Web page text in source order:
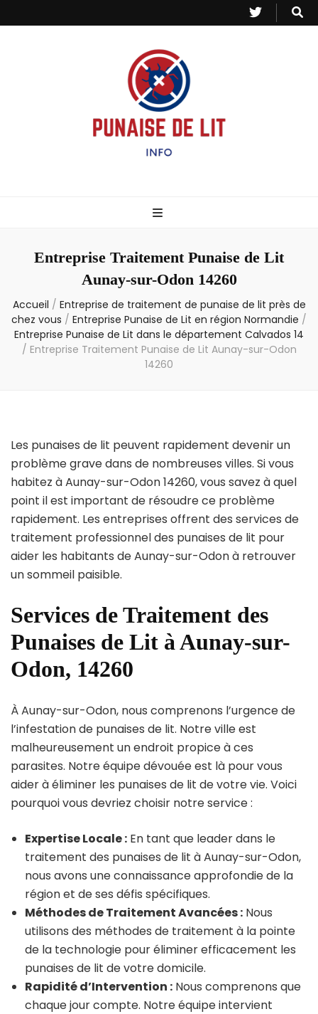
– Info
Entreprise Traitement Punaise de Lit
Aunay-sur-Odon 14260
Accueil / Entreprise de traitement de punaise de lit près de
chez vous / Entreprise Punaise de Lit en région Normandie /
Entreprise Punaise de Lit dans le département Calvados 14
/ Entreprise Traitement Punaise de Lit Aunay-sur-Odon
14260
Les punaises de lit peuvent rapidement devenir un
problème grave dans de nombreuses villes. Si vous
habitez à Aunay-sur-Odon 14260, vous savez à quel
point il est important de résoudre ce problème
rapidement. Les entreprises offrent des services de
traitement professionnel des punaises de lit pour
aider les habitants de Aunay-sur-Odon à retrouver
un sommeil paisible.
Services de Traitement des
Punaises de Lit à Aunay-sur-
Odon, 14260
À Aunay-sur-Odon, nous comprenons l’urgence de
l’infestation de punaises de lit. Notre ville est
malheureusement un endroit propice à ces
parasites. Notre équipe dévouée est là pour vous
aider à éliminer les punaises de lit de votre vie. Voici
pourquoi vous devriez choisir notre service :
Expertise Locale : En tant que leader dans le
traitement des punaises de lit à Aunay-sur-Odon,
nous avons une connaissance approfondie de la
région et de ses défis spécifiques.
Méthodes de Traitement Avancées : Nous
utilisons des méthodes de traitement à la pointe
de la technologie pour éliminer efficacement les
punaises de lit de votre domicile.
Rapidité d’Intervention : Nous comprenons que
chaque jour compte. Notre équipe intervient